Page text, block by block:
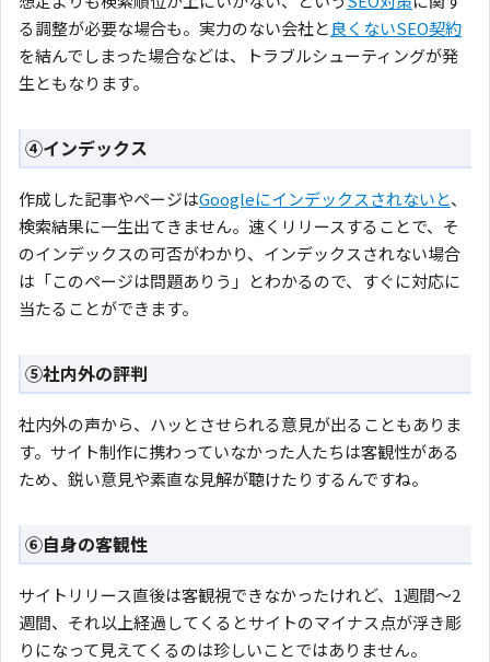
る調整が必要な場合も。実力のない会社と良くないSEO契約
を結んでしまった場合などは、トラブルシューティングが発
生ともなります。
④インデックス
作成した記事やページはGoogleにインデックスされないと、
検索結果に一生出てきません。速くリリースすることで、そ
のインデックスの可否がわかり、インデックスされない場合
は「このページは問題ありう」とわかるので、すぐに対応に
当たることができます。
⑤社内外の評判
社内外の声から、ハッとさせられる意見が出ることもありま
す。サイト制作に携わっていなかった人たちは客観性がある
ため、鋭い意見や素直な見解が聴けたりするんですね。
⑥自身の客観性
サイトリリース直後は客観視できなかったけれど、1週間〜2
週間、それ以上経過してくるとサイトのマイナス点が浮き彫
りになって見えてくるのは珍しいことではありません。